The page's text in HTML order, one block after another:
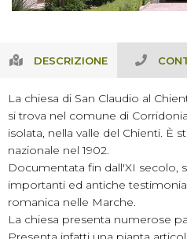
DESCRIZIONE
La chiesa di San Claudio al
si trova nel comune di
isolata, nella valle del Chienti. È
nazionale nel 1902.
Documentata fin dall'XI secolo,
importanti ed antiche
romanica nelle Marche.
La chiesa presenta numerose